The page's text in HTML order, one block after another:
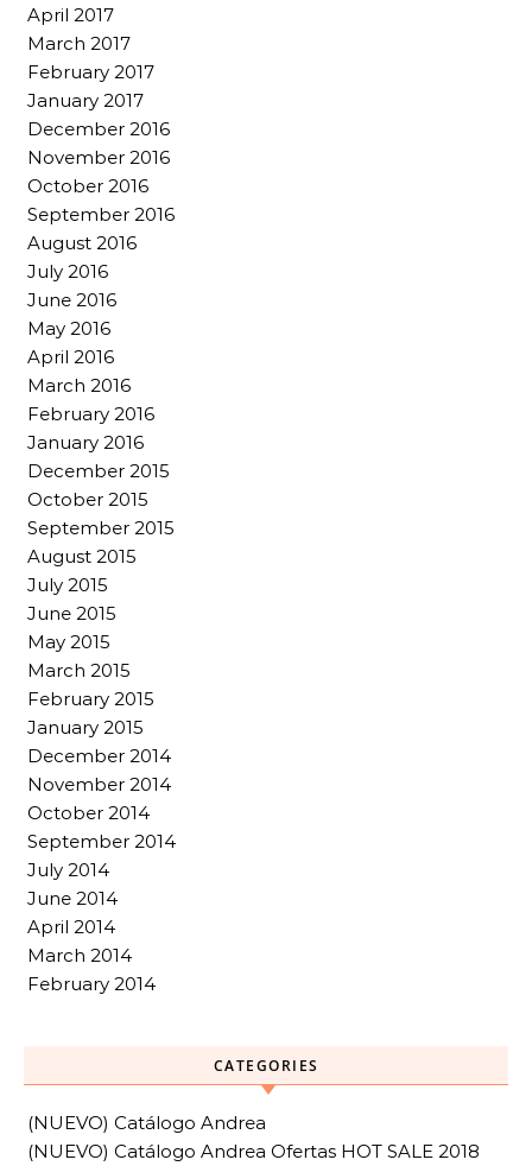
April 2017
March 2017
February 2017
January 2017
December 2016
November 2016
October 2016
September 2016
August 2016
July 2016
June 2016
May 2016
April 2016
March 2016
February 2016
January 2016
December 2015
October 2015
September 2015
August 2015
July 2015
June 2015
May 2015
March 2015
February 2015
January 2015
December 2014
November 2014
October 2014
September 2014
July 2014
June 2014
April 2014
March 2014
February 2014
CATEGORIES
(NUEVO) Catálogo Andrea
(NUEVO) Catálogo Andrea Ofertas HOT SALE 2018